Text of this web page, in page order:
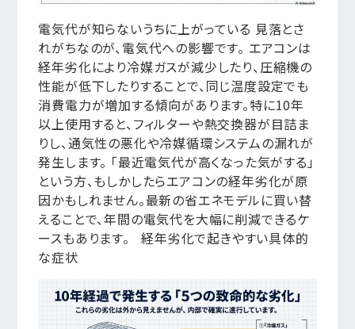
電気代が知らないうちに上がっている 見落とさ
れがちなのが、電気代への影響です。 エアコンは
経年劣化により冷媒ガスが減少したり、圧縮機の
性能が低下したりすることで、同じ温度設定でも
消費電力が増加する傾向があります。特に10年
以上使用すると、フィルターや熱交換器が目詰ま
りし、通気性の悪化や冷媒循環システムの漏れが
発生します。 「最近電気代が高くなった気がする」
という方、もしかしたらエアコンの経年劣化が原
因かもしれません。最新の省エネモデルに買い替
えることで、年間の電気代を大幅に削減できるケ
ースもあります。 経年劣化で起きやすい具体的
な症状